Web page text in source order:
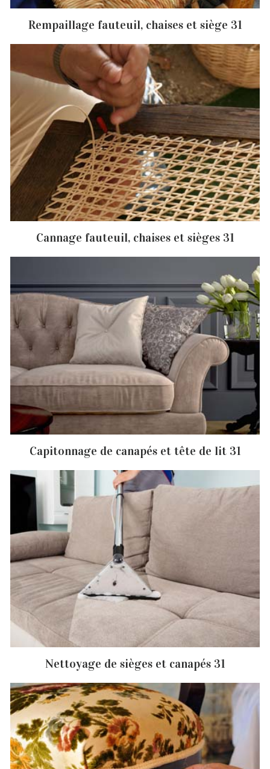
Rempaillage fauteuil, chaises et siège 31
Cannage fauteuil, chaises et sièges 31
Capitonnage de canapés et tête de lit 31
Nettoyage de sièges et canapés 31